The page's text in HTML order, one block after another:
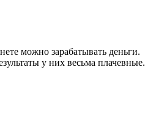
можно зарабатывать деньги.
у них весьма плачевные.